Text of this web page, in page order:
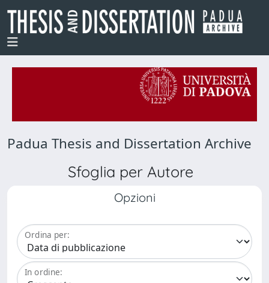
Padua Thesis and Dissertation Archive
Sfoglia per Autore
Opzioni
Ordina per:
In ordine: